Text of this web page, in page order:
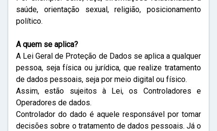
saúde, orientação sexual, religião, posicionamento
político.
A quem se aplica?
A Lei Geral de Proteção de Dados se aplica a qualquer
pessoa, seja física ou jurídica, que realize tratamento
de dados pessoais, seja por meio digital ou físico.
Assim, estão sujeitos à Lei, os Controladores e
Operadores de dados.
Controlador do dado é aquele responsável por tomar
decisões sobre o tratamento de dados pessoais. Já o